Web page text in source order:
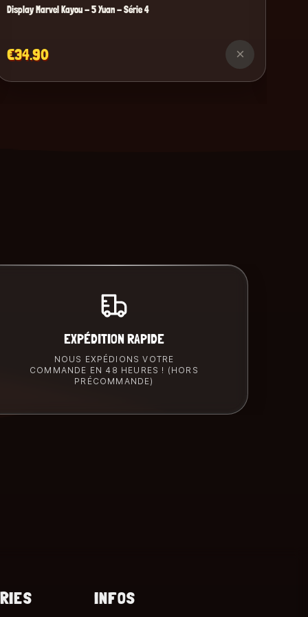
Display Marvel Kayou - 5 Yuan - Série 4
€34.90 ×
EXPÉDITION RAPIDE
NOUS EXPÉDIONS VOTRE
COMMANDE EN 48 HEURES ! (HORS
PRÉCOMMANDE)
INFOS